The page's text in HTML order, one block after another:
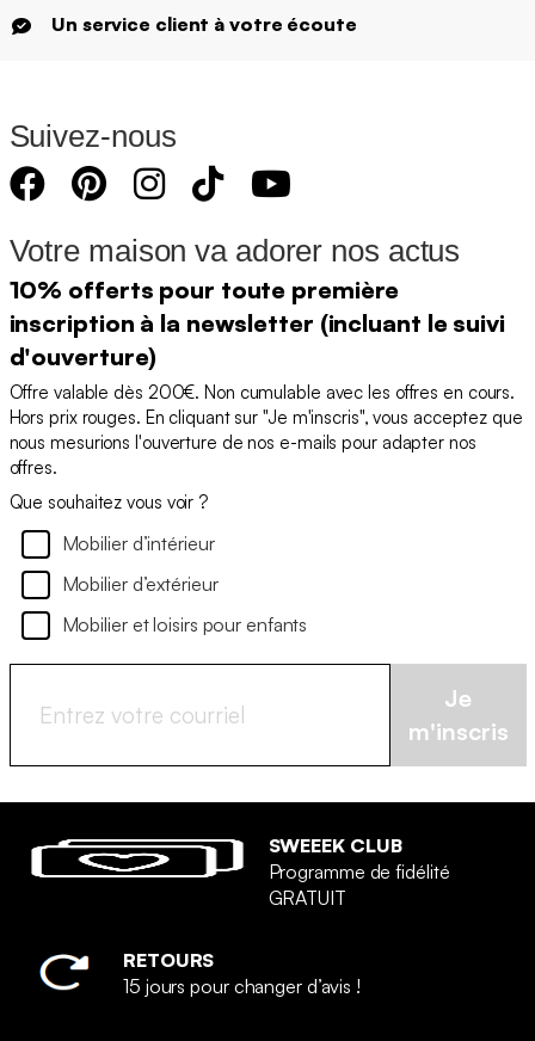
Un service client à votre écoute
Suivez-nous
Votre maison va adorer nos actus
10% offerts pour toute première
inscription à la newsletter (incluant le suivi
d'ouverture)
Offre valable dès 200€. Non cumulable avec les offres en cours.
Hors prix rouges. En cliquant sur "Je m'inscris", vous acceptez que
nous mesurions l'ouverture de nos e-mails pour adapter nos
offres.
Que souhaitez vous voir ?
Mobilier d’intérieur
Mobilier d’extérieur
Mobilier et loisirs pour enfants
Je
m'inscris
SWEEEK CLUB
Programme de fidélité
GRATUIT
RETOURS
15 jours pour changer d’avis !